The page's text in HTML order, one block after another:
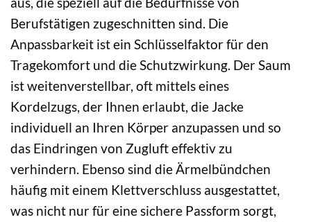
Berufstätigen zugeschnitten sind. Die
Anpassbarkeit ist ein Schlüsselfaktor für den
Tragekomfort und die Schutzwirkung. Der Saum
ist weitenverstellbar, oft mittels eines
Kordelzugs, der Ihnen erlaubt, die Jacke
individuell an Ihren Körper anzupassen und so
das Eindringen von Zugluft effektiv zu
verhindern. Ebenso sind die Ärmelbündchen
häufig mit einem Klettverschluss ausgestattet,
was nicht nur für eine sichere Passform sorgt,